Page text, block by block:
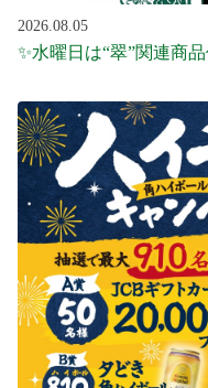
2026.08.05
✨水曜日は“翠”関連商